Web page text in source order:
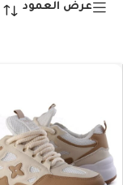
عرض العمود